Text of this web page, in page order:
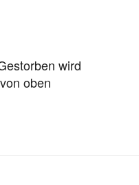
wird
oben